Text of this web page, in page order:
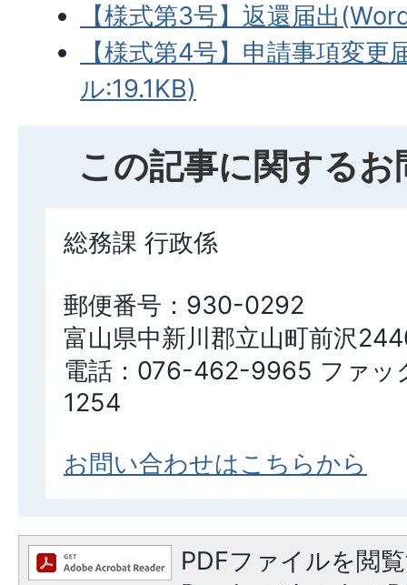
【様式第3号】返還届出
【様式第4号】申請事項変
ル:19.1KB)
この記事に関する
総務課 行政係
郵便番号：930-0292
富山県中新川郡立山町前沢
電話：076-462-9965 ファ
1254
お問い合わせはこちらから
PDFファイルを閲